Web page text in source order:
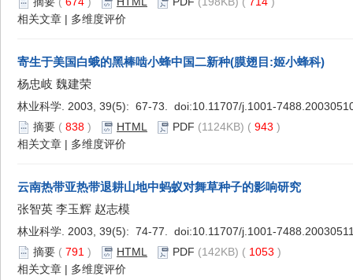
相关文章 | 多维度评价
寄生于美国白蛾的黑棒啮小蜂中国二新种(膜翅目:姬小蜂科)
杨忠岐 魏建荣
林业科学. 2003, 39(5): 67-73. doi:10.11707/j.1001-
摘要 ( 838 ) HTML PDF (1124KB) ( 943 )
相关文章 | 多维度评价
云南热带亚热带退耕山地中蚂蚁对舞草种子的影响研究
张智英 李玉辉 赵志模
林业科学. 2003, 39(5): 74-77. doi:10.11707/j.1001-
摘要 ( 791 ) HTML PDF (142KB) ( 1053 )
相关文章 | 多维度评价